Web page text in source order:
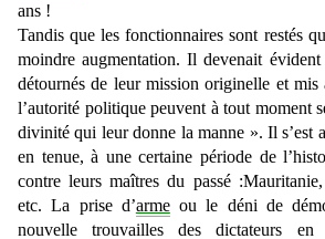
ans !
Tandis que les fonctionnaires sont restés
moindre augmentation. Il devenait évident
détournés de leur mission originelle et
l’autorité politique peuvent à tout moment
divinité qui leur donne la manne ». Il s’est
en tenue, à une certaine période de
contre leurs maîtres du passé
etc. La prise d’arme ou le déni de
nouvelle trouvailles des dictateurs